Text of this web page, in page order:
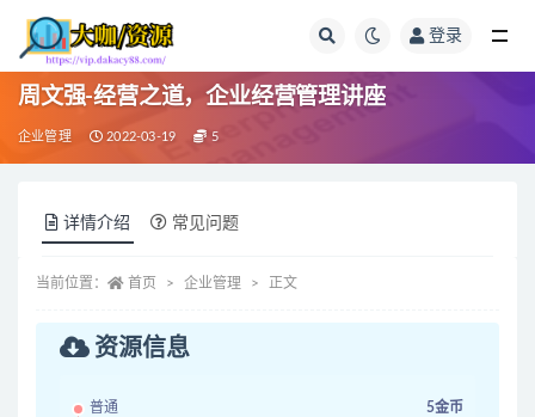
登录
周文强-经营之道，企业经营管理讲座
企业管理 2022-03-19 5
详情介绍 常见问题
当前位置： 首页 企业管理 正文
资源信息
普通 5金币
全部